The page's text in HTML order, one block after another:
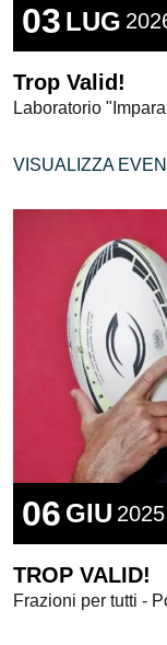
03 LUG
Trop Valid!
Laboratorio
VISUALIZZA
06 GIU 2025
TROP VALID!
Frazioni per tutti -